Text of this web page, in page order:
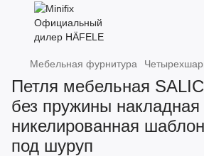
Мебельная фурнитура
Петля мебельная
без пружины накладная
никелированная
под шуруп